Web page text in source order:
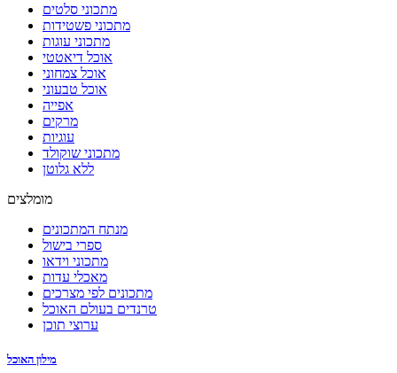
מתכוני סלטים
מתכוני פשטידות
מתכוני עוגות
אוכל דיאטטי
אוכל צמחוני
אוכל טבעוני
אפייה
מרקים
עוגיות
מתכוני שוקולד
ללא גלוטן
מומלצים
מנתח המתכונים
ספרי בישול
מתכוני וידאו
מאכלי עדות
מתכונים לפי מצרכים
טרנדים בעולם האוכל
ערוצי תוכן
מילון האוכל